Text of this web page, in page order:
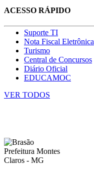
ACESSO RÁPIDO
Suporte TI
Nota Fiscal Eletrônica
Turismo
Central de Concursos
Diário Oficial
EDUCAMOC
VER TODOS